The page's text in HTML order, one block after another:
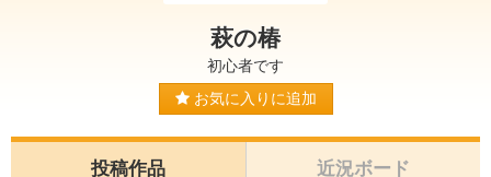
萩の椿
初心者です
お気に入りに追加
投稿作品
近況ボード